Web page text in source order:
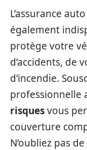
L’assurance
également
protège votre
d’accidents, de
d’incendie.
professionnelle
risquesvous
couverture
N’oubliez pas